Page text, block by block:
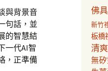
與背景音
句話，並
的智慧結
一代AI智
，正準備
佛具
新竹
板橋
清
無